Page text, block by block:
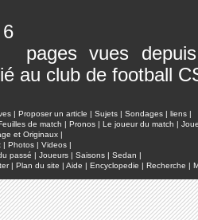
pages vues
au club de football
| Proposer un article | Sujets | Sondages | liens |
de match | Pronos | Le joueur du match |
et Originaux |
| Photos | Videos |
passé | Joueurs | Saisons | Sedan |
| Plan du site | Aide | Encyclopedie | Recherche |